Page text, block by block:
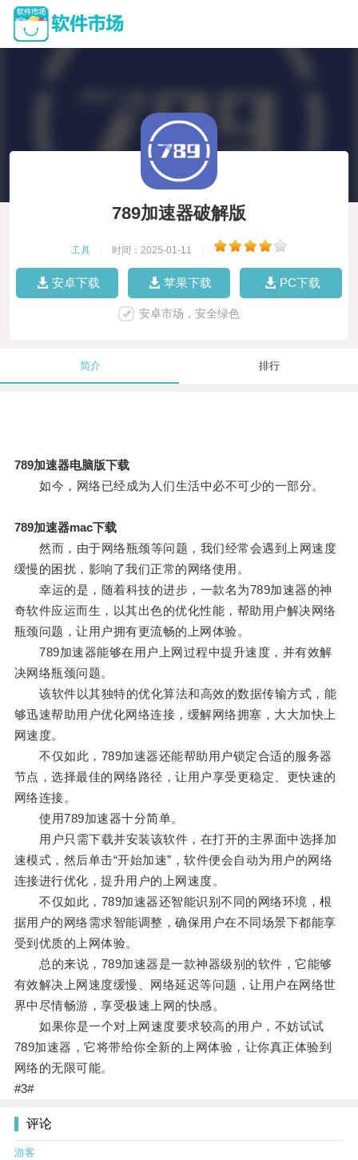
789加速器破解版
工具 时间：2025-01-11
安卓下载 苹果下载 PC下载
安卓市场，安全绿色
简介 排行
789加速器电脑版下载
如今，网络已经成为人们生活中必不可少的一部分。
789加速器mac下载
然而，由于网络瓶颈等问题，我们经常会遇到上网速度
缓慢的困扰，影响了我们正常的网络使用。
幸运的是，随着科技的进步，一款名为789加速器的神
奇软件应运而生，以其出色的优化性能，帮助用户解决网络
瓶颈问题，让用户拥有更流畅的上网体验。
789加速器能够在用户上网过程中提升速度，并有效解
决网络瓶颈问题。
该软件以其独特的优化算法和高效的数据传输方式，能
够迅速帮助用户优化网络连接，缓解网络拥塞，大大加快上
网速度。
不仅如此，789加速器还能帮助用户锁定合适的服务器
节点，选择最佳的网络路径，让用户享受更稳定、更快速的
网络连接。
使用789加速器十分简单。
用户只需下载并安装该软件，在打开的主界面中选择加
速模式，然后单击“开始加速”，软件便会自动为用户的网络
连接进行优化，提升用户的上网速度。
不仅如此，789加速器还智能识别不同的网络环境，根
据用户的网络需求智能调整，确保用户在不同场景下都能享
受到优质的上网体验。
总的来说，789加速器是一款神器级别的软件，它能够
有效解决上网速度缓慢、网络延迟等问题，让用户在网络世
界中尽情畅游，享受极速上网的快感。
如果你是一个对上网速度要求较高的用户，不妨试试
789加速器，它将带给你全新的上网体验，让你真正体验到
网络的无限可能。
#3#
评论
游客